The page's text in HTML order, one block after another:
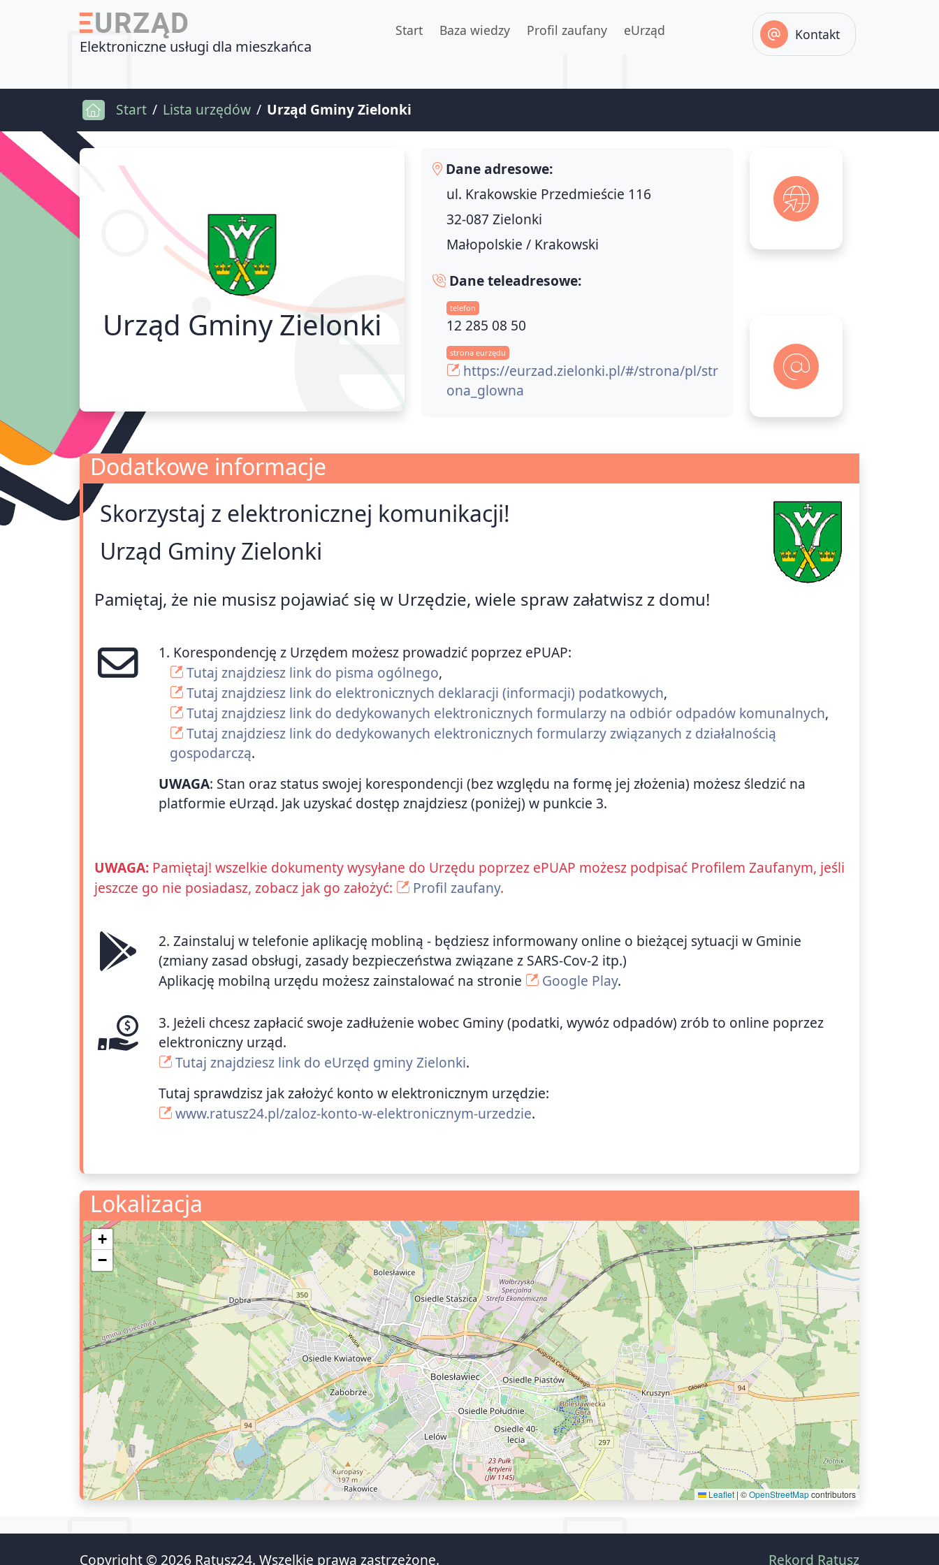
Elektroniczne usługi dla mieszkańca
Start Baza wiedzy Profil zaufany eUrząd Kontakt
Start Lista urzędów Urząd Gminy Zielonki
Urząd Gminy Zielonki
Dane adresowe:
ul. Krakowskie Przedmieście 116
32-087 Zielonki
Małopolskie / Krakowski
Dane teleadresowe:
telefon
12 285 08 50
strona eurzędu
https://eurzad.zielonki.pl/#/strona/pl/str
ona_glowna
Dodatkowe informacje
Dodatkowe informacje
Skorzystaj z elektronicznej komunikacji!
Urząd Gminy Zielonki
Pamiętaj, że nie musisz pojawiać się w Urzędzie, wiele spraw załatwisz z domu!
1. Korespondencję z Urzędem możesz prowadzić poprzez ePUAP:
Tutaj znajdziesz link do pisma ogólnego,
Tutaj znajdziesz link do elektronicznych deklaracji (informacji) podatkowych,
Tutaj znajdziesz link do dedykowanych elektronicznych formularzy na odbiór odpadów komunalnych,
Tutaj znajdziesz link do dedykowanych elektronicznych formularzy związanych z działalnością
gospodarczą.
UWAGA: Stan oraz status swojej korespondencji (bez względu na formę jej złożenia) możesz śledzić na
platformie eUrząd. Jak uzyskać dostęp znajdziesz (poniżej) w punkcie 3.
UWAGA: Pamiętaj! wszelkie dokumenty wysyłane do Urzędu poprzez ePUAP możesz podpisać Profilem Zaufanym, jeśli
jeszcze go nie posiadasz, zobacz jak go założyć:
Profil zaufany.
2. Zainstaluj w telefonie aplikację mobliną - będziesz informowany online o bieżącej sytuacji w Gminie
(zmiany zasad obsługi, zasady bezpieczeństwa związane z SARS-Cov-2 itp.)
Aplikację mobilną urzędu możesz zainstalować na stronie
Google Play.
3. Jeżeli chcesz zapłacić swoje zadłużenie wobec Gminy (podatki, wywóz odpadów) zrób to online poprzez
elektroniczny urząd.
Tutaj znajdziesz link do eUrzęd gminy Zielonki.
Tutaj sprawdzisz jak założyć konto w elektronicznym urzędzie:
www.ratusz24.pl/zaloz-konto-w-elektronicznym-urzedzie.
Lokalizacja
+
−
Leaflet |©OpenStreetMapcontributors
Copyright © 2026 Ratusz24. Wszelkie prawa zastrzeżone. Rekord Ratusz